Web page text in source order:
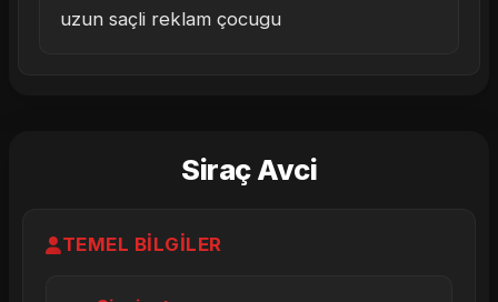
uzun saçli reklam çocugu
Siraç Avci
TEMEL BILGILER